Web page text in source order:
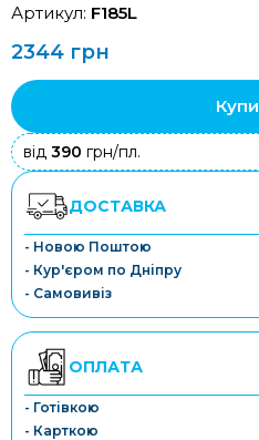
Артикул: F185L
2344 грн
від 390 грн/пл.
ДОСТАВКА
- Новою Поштою
- Кур'єром по Дніпру
- Самовивіз
ОПЛАТА
- Готівкою
- Карткою